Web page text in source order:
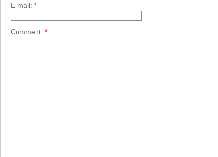
E-mail: *
Comment: *